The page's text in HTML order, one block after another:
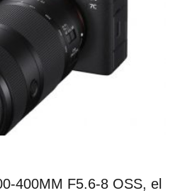
400MM F5.6-8 OSS, el